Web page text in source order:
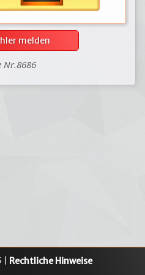
melden
Nr.8686
Rechtliche Hinweise